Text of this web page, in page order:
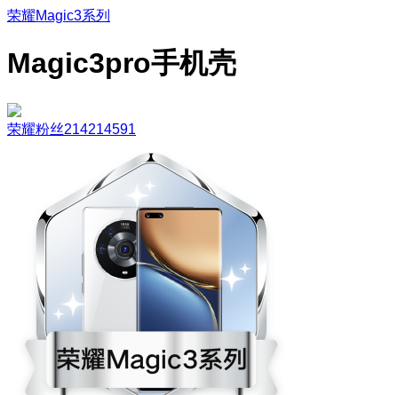
荣耀Magic3系列
Magic3pro手机壳
荣耀粉丝214214591